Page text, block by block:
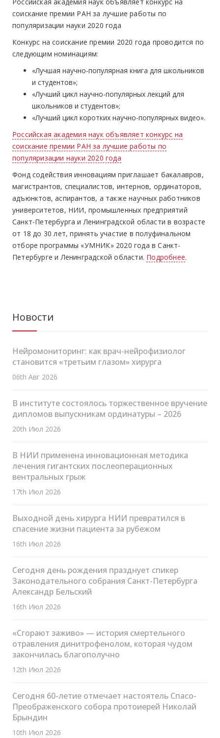
соискание премии РАН за лучшие работы по
популяризации науки 2020 года
Конкурс на соискание премии 2020 года проводится по
следующим номинациям:
«Лучшая научно-популярная книга для школьников
и студентов»;
«Лучший цикл научно-популярных лекций для
школьников и студентов»;
«Лучший цикл коротких научно-популярных видео».
Российская академия наук объявляет конкурс на
соискание премии РАН за лучшие работы по
популяризации науки 2020 года
Фонд содействия инновациям приглашает бакалавров,
магистрантов, специалистов, интернов, ординаторов,
адъюнктов, аспирантов, а также научных работников
университетов, НИИ, промышленных предприятий
Санкт-Петербурга и Ленинградской области в возрасте
от 18 до 30 лет, принять участие в полуфинальном
отборе программы «УМНИК» 2020 года в Санкт-
Петербурге и Ленинградской области. Подробнее.
Новости
Нейромониторинг: как врач-нейрофизиолог
становится «третьим глазом» хирурга
06th Авг 2026
В институте состоялось торжественное вручение
дипломов выпускникам ординатуры – 2026
20th Июл 2026
В НИИ применена инновационная методика
лечения гигантских послеоперационных
вентральных грыж
17th Июл 2026
Выходной день хирурга НИИ превратился в
спасение жизни пациента за рубежом
16th Июл 2026
Сегодня день рождения празднует спикер
Законодательного собрания Санкт-Петербурга
Александр Бельский
16th Июл 2026
«Сгорают заживо» — история смертельного
отравления динитрофенолом, которая чудом
закончилась благополучно
12th Июл 2026
Сегодня 60-летие отмечает настоятель Спасо-
Преображенского собора протоиерей Николай
Брындин
10th Июл 2026